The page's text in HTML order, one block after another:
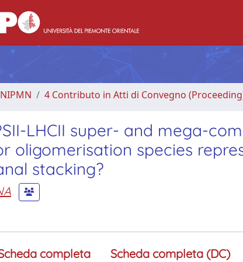
4 Contributo in Atti di Convegno
LHCII super- and mega-
oligomerisation species
stacking?
completa Scheda completa (DC)